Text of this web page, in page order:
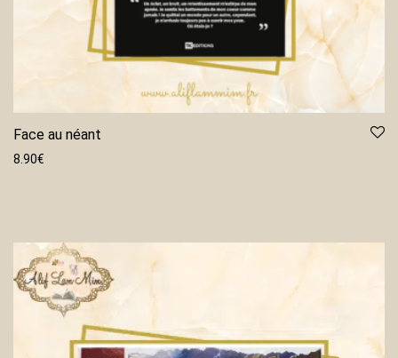
Face au néant
8.90€